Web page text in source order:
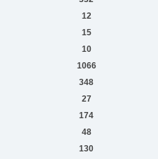
12
15
10
1066
348
27
174
48
130